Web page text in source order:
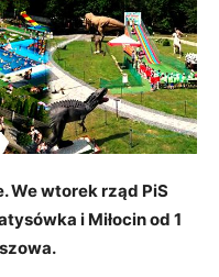
We wtorek rząd PiS
i Miłocin od 1